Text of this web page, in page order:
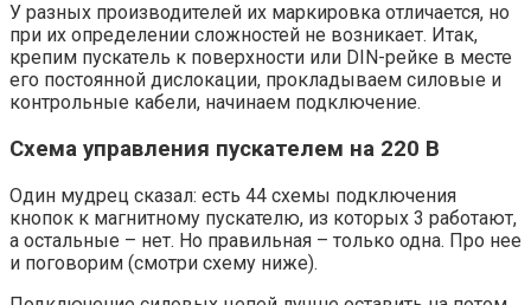
У разных производителей их маркировка отличается, но
при их определении сложностей не возникает. Итак,
крепим пускатель к поверхности или DIN-рейке в месте
его постоянной дислокации, прокладываем силовые и
контрольные кабели, начинаем подключение.
Схема управления пускателем на 220 В
Один мудрец сказал: есть 44 схемы подключения
кнопок к магнитному пускателю, из которых 3 работают,
а остальные – нет. Но правильная – только одна. Про нее
и поговорим (смотри схему ниже).